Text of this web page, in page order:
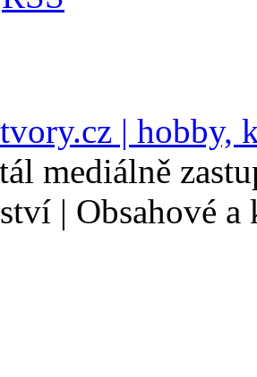
| hobby,
mediálně
| Obsahové